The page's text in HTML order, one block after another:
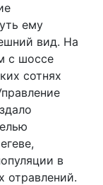
ему
вид. На
с шоссе
сотнях
в
отравлений.